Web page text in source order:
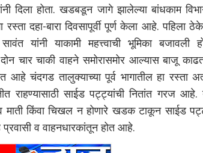
दिला होता. खडबडून जागे झालेल्या बांधकाम
दहा-बारा दिवसापूर्वी पूर्ण केला आहे. पहिला
यांनी याकामी महत्त्वाची भूमिका बजावली
चार चाकी वाहने समोरासमोर आल्यास बाजू
आहे चंदगड तालुक्याच्या पूर्व भागातील हा रस्ता
राहण्यासाठी साईड पट्ट्यांची नितांत गरज आहे.
माती किंवा चिखल न होणारे खडक टाकून साईड
व वाहनधारकांतून होत आहे.